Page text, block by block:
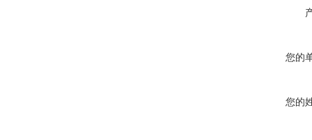
您的
您的